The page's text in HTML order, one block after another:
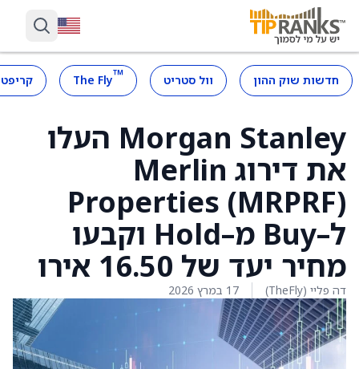
חדשות שוק ההון וול סטריט ™
The Fly
Morgan Stanley העלו
את דירוג Merlin
Properties (MRPRF)
ל–Buy מ–Hold וקבעו
מחיר יעד של 16.50 אירו
דה פליי (TheFly) 17 במרץ 2026